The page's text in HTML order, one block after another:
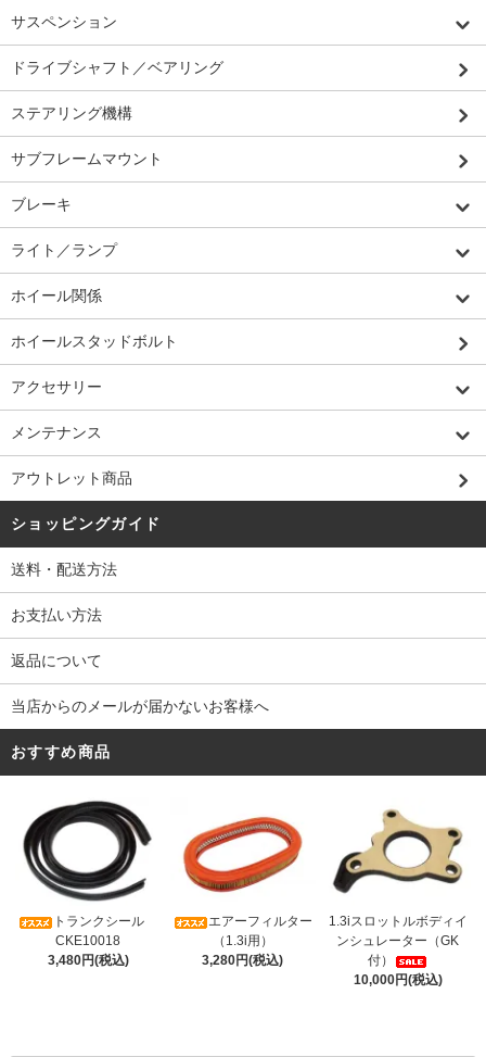
サスペンション
ドライブシャフト／ベアリング
ステアリング機構
サブフレームマウント
ブレーキ
ライト／ランプ
ホイール関係
ホイールスタッドボルト
アクセサリー
メンテナンス
アウトレット商品
ショッピングガイド
送料・配送方法
お支払い方法
返品について
当店からのメールが届かないお客様へ
おすすめ商品
トランクシール
CKE10018
3,480円(税込)
エアーフィルター
（1.3i用）
3,280円(税込)
1.3iスロットルボディイ
ンシュレーター（GK
付）
10,000円(税込)